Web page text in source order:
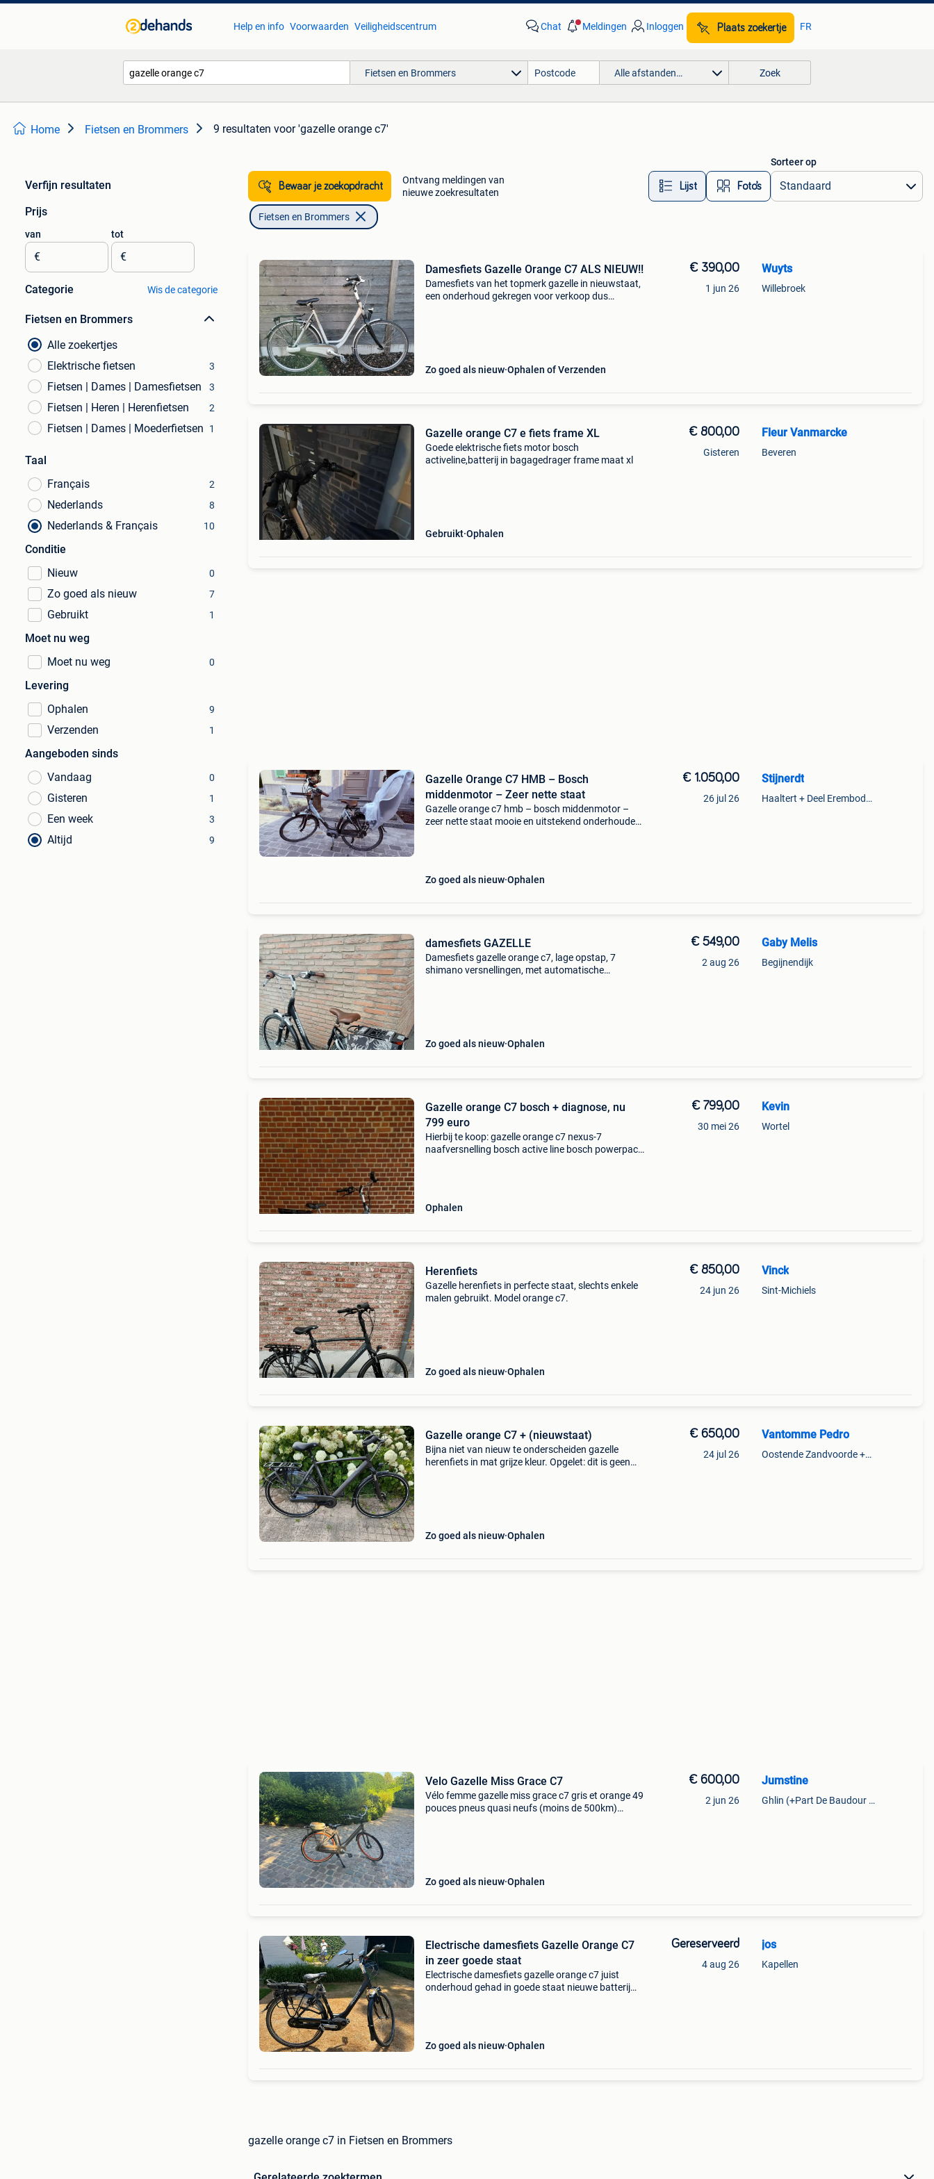
Help en info Voorwaarden Veiligheidscentrum Chat Meldingen Inloggen Plaats zoekertje FR
Fietsen en Brommers Alle afstanden… Zoek
Home Fietsen en Brommers 9 resultaten voor 'gazelle orange c7'
Verfijn resultaten
Prijs
van
€
tot
€
Categorie Wis de categorie
Fietsen en Brommers
Alle zoekertjes
Elektrische fietsen
3
Fietsen | Dames | Damesfietsen 3
Fietsen | Heren | Herenfietsen 2
Fietsen | Dames | Moederfietsen 1
Taal
Français
2
Nederlands 8
Nederlands & Français 10
Conditie
Nieuw
0
Zo goed als nieuw 7
Gebruikt 1
Moet nu weg
Moet nu weg
0
Levering
Ophalen
9
Verzenden 1
Aangeboden sinds
Vandaag
0
Gisteren 1
Een week 3
Altijd 9
Bewaar je zoekopdracht
Ontvang meldingen van
nieuwe zoekresultaten
Lijst Foto’s
Sorteer op
Fietsen en Brommers
Damesfiets Gazelle Orange C7 ALS NIEUW!!
Damesfiets van het topmerk gazelle in nieuwstaat,
een onderhoud gekregen voor verkoop dus
Zo goed als nieuw Ophalen of Verzenden
€ 390,00
1 jun 26
Wuyts ️
Willebroek
Gazelle orange C7 e fiets frame XL
Goede elektrische fiets motor bosch
activeline,batterij in bagagedrager frame maat xl
Gebruikt Ophalen
€ 800,00
Gisteren
Fleur Vanmarcke
Beveren
Gazelle Orange C7 HMB – Bosch
middenmotor – Zeer nette staat
Gazelle orange c7 hmb – bosch middenmotor –
zeer nette staat mooie en uitstekend onderhouden
Zo goed als nieuw Ophalen
€ 1.050,00
26 jul 26
Stijnerdt
Haaltert + Deel Erembodegem
damesfiets GAZELLE
Damesfiets gazelle orange c7, lage opstap, 7
shimano versnellingen, met automatische
Zo goed als nieuw Ophalen
€ 549,00
2 aug 26
Gaby Melis
Begijnendijk
Gazelle orange C7 bosch + diagnose, nu
799 euro
Hierbij te koop: gazelle orange c7 nexus-7
naafversnelling bosch active line bosch powerpack
Ophalen
€ 799,00
30 mei 26
Kevin
Wortel
Herenfiets
Gazelle herenfiets in perfecte staat, slechts enkele
malen gebruikt. Model orange c7.
Zo goed als nieuw Ophalen
€ 850,00
24 jun 26
Vinck
Sint-Michiels
Gazelle orange C7 + (nieuwstaat)
Bijna niet van nieuw te onderscheiden gazelle
herenfiets in mat grijze kleur. Opgelet: dit is geen
Zo goed als nieuw Ophalen
€ 650,00
24 jul 26
Vantomme Pedro
Oostende Zandvoorde +Oostende
Velo Gazelle Miss Grace C7
Vélo femme gazelle miss grace c7 gris et orange 49
pouces pneus quasi neufs (moins de 500km)
Zo goed als nieuw Ophalen
€ 600,00
2 jun 26
Jumstine
Ghlin (+Part De Baudour 1971)
Electrische damesfiets Gazelle Orange C7
in zeer goede staat
Electrische damesfiets gazelle orange c7 juist
onderhoud gehad in goede staat nieuwe batterij
Zo goed als nieuw Ophalen
Gereserveerd
4 aug 26
jos
Kapellen
gazelle orange c7 in Fietsen en Brommers